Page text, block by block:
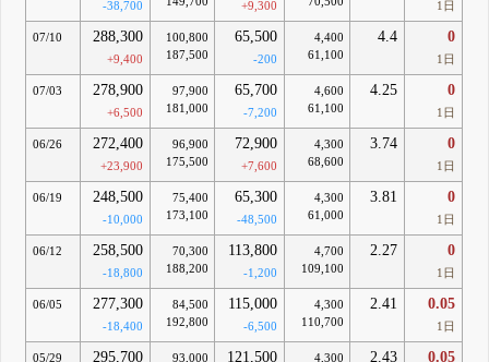
-38,700 +9,300 1日
07/10 288,300
+9,400
100,800
187,500
65,500
-200
4,400
61,100
4.4 0
1日
07/03 278,900
+6,500
97,900
181,000
65,700
-7,200
4,600
61,100
4.25 0
1日
06/26 272,400
+23,900
96,900
175,500
72,900
+7,600
4,300
68,600
3.74 0
1日
06/19 248,500
-10,000
75,400
173,100
65,300
-48,500
4,300
61,000
3.81 0
1日
06/12 258,500
-18,800
70,300
188,200
113,800
-1,200
4,700
109,100
2.27 0
1日
06/05 277,300
-18,400
84,500
192,800
115,000
-6,500
4,300
110,700
2.41 0.05
1日
05/29 295,700
93,000
121,500
4,300
2.43 0.05